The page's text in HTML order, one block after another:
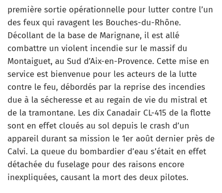
première sortie opérationnelle pour lutter contre l’un
des feux qui ravagent les Bouches-du-Rhône.
Décollant de la base de Marignane, il est allé
combattre un violent incendie sur le massif du
Montaiguet, au Sud d’Aix-en-Provence. Cette mise en
service est bienvenue pour les acteurs de la lutte
contre le feu, débordés par la reprise des incendies
due à la sécheresse et au regain de vie du mistral et
de la tramontane. Les dix Canadair CL-415 de la flotte
sont en effet cloués au sol depuis le crash d’un
appareil durant sa mission le 1er août dernier près de
Calvi. La queue du bombardier d’eau s’était en effet
détachée du fuselage pour des raisons encore
inexpliquées, causant la mort des deux pilotes.